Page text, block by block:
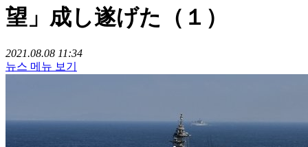
望」成し遂げた（１）
2021.08.08 11:34
뉴스 메뉴 보기